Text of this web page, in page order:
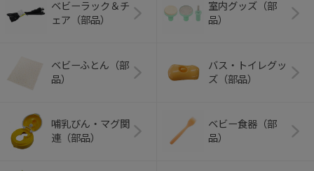
ベビーラック＆チ
ェア（部品）
室内グッズ（部
品）
ベビーふとん（部
品）
バス・トイレグッ
ズ（部品）
哺乳びん・マグ関
連（部品）
ベビー食器（部
品）